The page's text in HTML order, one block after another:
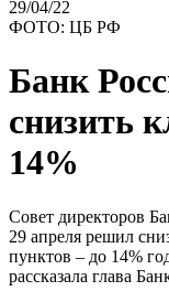
29/04/22
ФОТО: ЦБ РФ
Банк
снизить
14%
Совет директоров
29 апреля решил
пунктов – до 14%
рассказала глава